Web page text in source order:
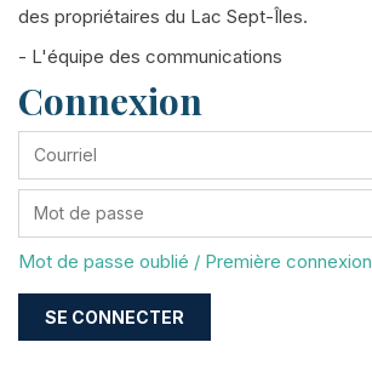
des propriétaires du Lac Sept-Îles.
- L'équipe des communications
Connexion
Mot de passe oublié / Première connexion